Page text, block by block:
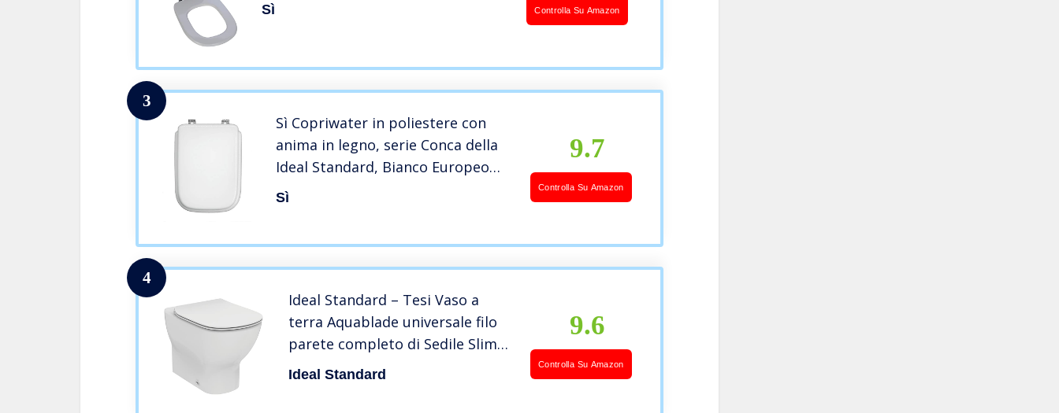
Sì Controlla Su Amazon
3
Sì Copriwater in poliestere con
anima in legno, serie Conca della
Ideal Standard, Bianco Europeo
con cerniere in metallo cromato.
Sì
9.7
Controlla Su Amazon
4
Ideal Standard – Tesi Vaso a
terra Aquablade universale filo
parete completo di Sedile Slim
normale – Bianco
Ideal Standard
9.6
Controlla Su Amazon